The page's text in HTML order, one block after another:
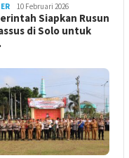
10 Februari 2026
Siapkan Rusun
di Solo untuk